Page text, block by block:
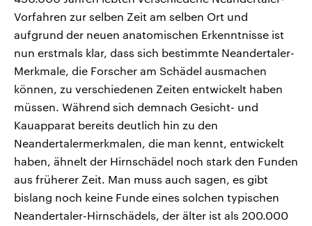
Vorfahren zur selben Zeit am selben Ort und
aufgrund der neuen anatomischen Erkenntnisse ist
nun erstmals klar, dass sich bestimmte Neandertaler-
Merkmale, die Forscher am Schädel ausmachen
können, zu verschiedenen Zeiten entwickelt haben
müssen. Während sich demnach Gesicht- und
Kauapparat bereits deutlich hin zu den
Neandertalermerkmalen, die man kennt, entwickelt
haben, ähnelt der Hirnschädel noch stark den Funden
aus früherer Zeit. Man muss auch sagen, es gibt
bislang noch keine Funde eines solchen typischen
Neandertaler-Hirnschädels, der älter ist als 200.000